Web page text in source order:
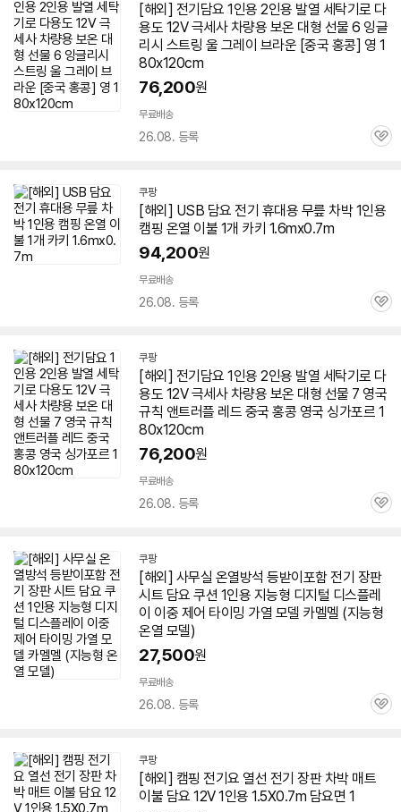
[해외] 전기담요 1인용 2인용 발열 세탁기로 다
용도 12V 극세사 차량용 보온 대형 선물 6 잉글
리시 스트링 울 그레이 브라운 [중국 홍콩] 영 1
80x120cm
76,200원
무료배송
26.08. 등록
관
쿠팡
[해외] USB 담요 전기 휴대용 무릎 차박1인용
캠핑 온열 이불 1개 카키 1.6mx0.7m
94,200원
무료배송
26.08. 등록
관
쿠팡
[해외] 전기담요 1인용 2인용 발열 세탁기로 다
용도 12V 극세사 차량용 보온 대형 선물 7 영국
규칙 앤트러플 레드 중국 홍콩 영국 싱가포르 1
80x120cm
76,200원
무료배송
26.08. 등록
관
쿠팡
[해외] 사무실 온열방석 등받이포함전기 장판
시트 담요 쿠션 1인용 지능형 디지털 디스플레
이 이중 제어 타이밍 가열 모델 카멜멜 (지능형
온열 모델)
27,500원
무료배송
26.08. 등록
관
쿠팡
[해외] 캠핑 전기요 열선 전기 장판 차박 매트
이불 담요 12V1인용 1.5X0.7m 담요면 1